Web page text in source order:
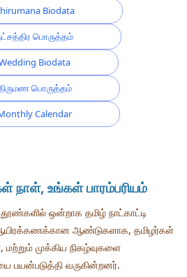
Biodata
பொருத்தம்
Biodata
பொருத்தம்
Calendar
நாள், உங்கள் பாரம்பரியம்
ஒன்றாக தமிழ் நாட்காட்டி
ஆயிரக்கணக்கான ஆண்டுகளாக, தமிழர்கள்
முக்கிய நிகழ்வுகளை
பயன்படுத்தி வருகின்றனர்.